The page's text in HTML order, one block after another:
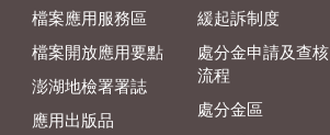
檔案應用服務區
檔案開放應用要點
澎湖地檢署署誌
應用出版品
緩起訴制度
處分金申請及查核
流程
處分金區